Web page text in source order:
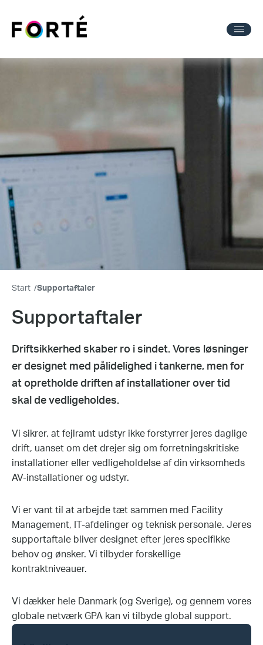
Start /Supportaftaler
Supportaftaler
Driftsikkerhed skaber ro i sindet. Vores løsninger
er designet med pålidelighed i tankerne, men for
at opretholde driften af installationer over tid
skal de vedligeholdes.
Vi sikrer, at fejlramt udstyr ikke forstyrrer jeres daglige
drift, uanset om det drejer sig om forretningskritiske
installationer eller vedligeholdelse af din virksomheds
AV-installationer og udstyr.
Vi er vant til at arbejde tæt sammen med Facility
Management, IT-afdelinger og teknisk personale. Jeres
supportaftale bliver designet efter jeres specifikke
behov og ønsker. Vi tilbyder forskellige
kontraktniveauer.
Vi dækker hele Danmark (og Sverige), og gennem vores
globale netværk GPA kan vi tilbyde global support.